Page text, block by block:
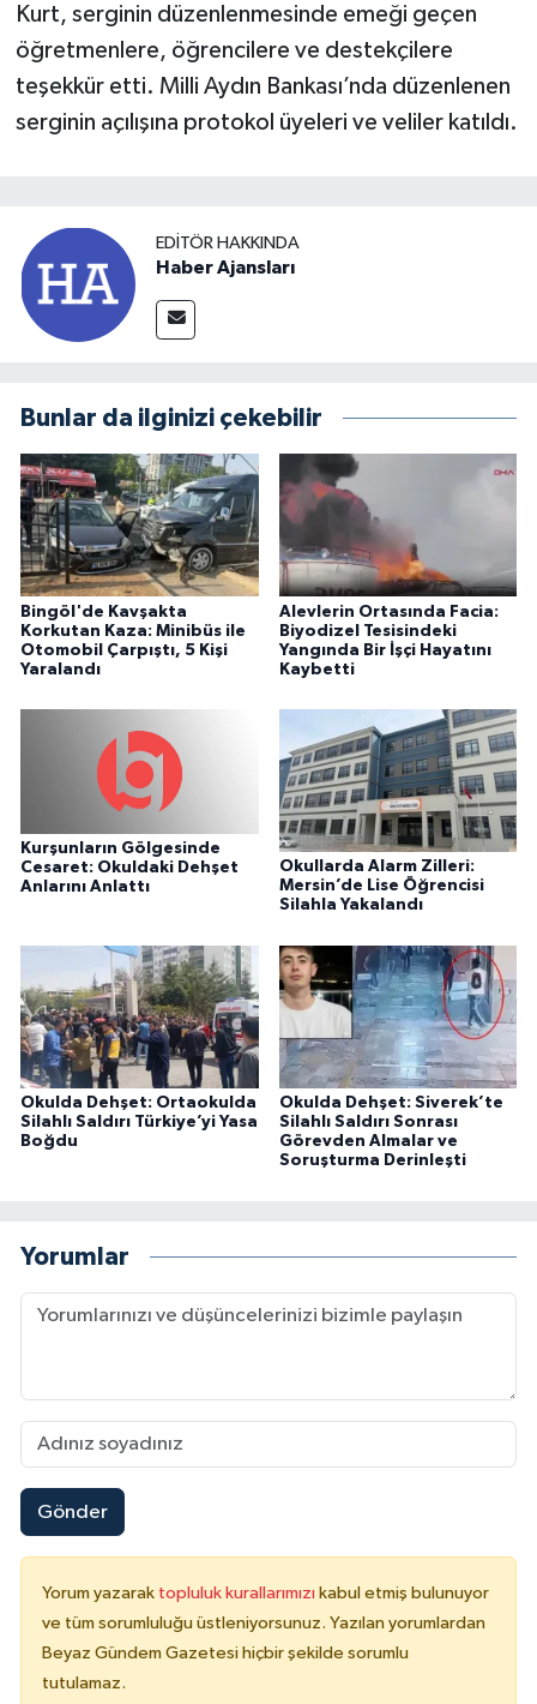
Kurt, serginin düzenlenmesinde emeği geçen
öğretmenlere, öğrencilere ve destekçilere
teşekkür etti. Milli Aydın Bankası’nda düzenlenen
serginin açılışına protokol üyeleri ve veliler katıldı.
EDITÖR HAKKINDA
Haber Ajansları
Bunlar da ilginizi çekebilir
Bingöl'de Kavşakta
Korkutan Kaza: Minibüs ile
Otomobil Çarpıştı, 5 Kişi
Yaralandı
Alevlerin Ortasında Facia:
Biyodizel Tesisindeki
Yangında Bir İşçi Hayatını
Kaybetti
Kurşunların Gölgesinde
Cesaret: Okuldaki Dehşet
Anlarını Anlattı
Okullarda Alarm Zilleri:
Mersin’de Lise Öğrencisi
Silahla Yakalandı
Okulda Dehşet: Ortaokulda
Silahlı Saldırı Türkiye’yi Yasa
Boğdu
Okulda Dehşet: Siverek’te
Silahlı Saldırı Sonrası
Görevden Almalar ve
Soruşturma Derinleşti
Yorumlar
Gönder
Yorum yazarak topluluk kurallarımızı kabul etmiş bulunuyor
ve tüm sorumluluğu üstleniyorsunuz. Yazılan yorumlardan
Beyaz Gündem Gazetesi hiçbir şekilde sorumlu
tutulamaz.